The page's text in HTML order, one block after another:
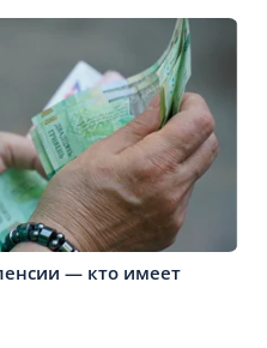
— кто имеет